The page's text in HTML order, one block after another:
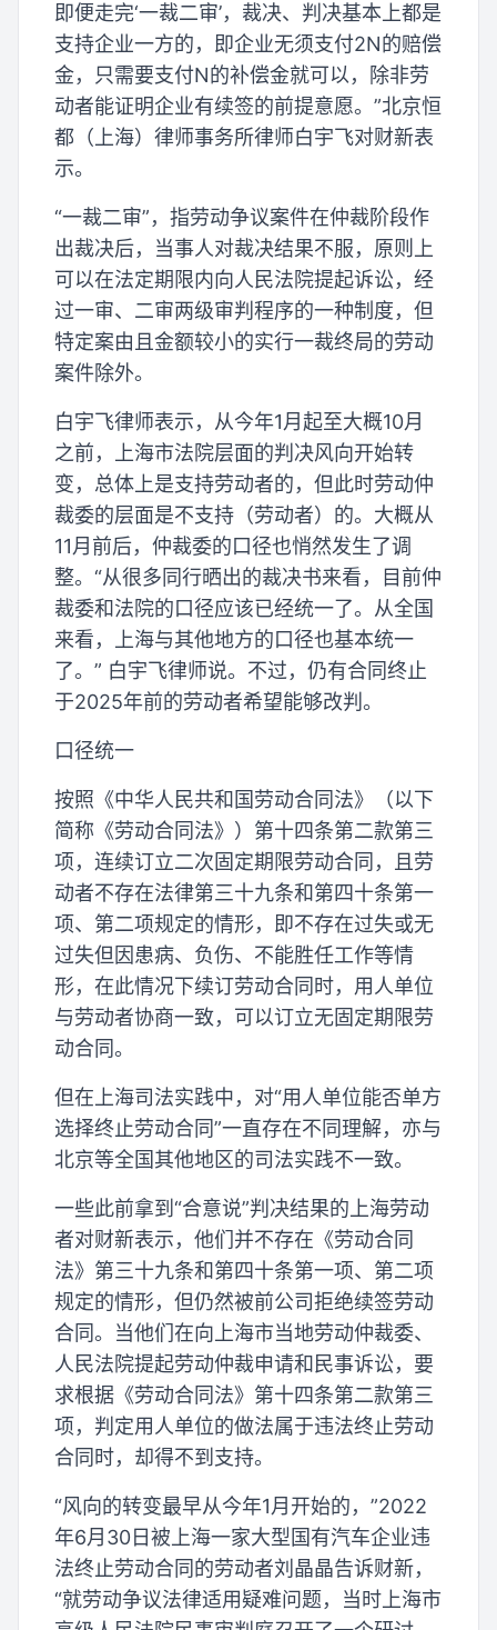
即便走完‘一裁二审’，裁决、判决基本上都是
支持企业一方的，即企业无须支付2N的赔偿
金，只需要支付N的补偿金就可以，除非劳
动者能证明企业有续签的前提意愿。”北京恒
都（上海）律师事务所律师白宇飞对财新表
示。
“一裁二审”，指劳动争议案件在仲裁阶段作
出裁决后，当事人对裁决结果不服，原则上
可以在法定期限内向人民法院提起诉讼，经
过一审、二审两级审判程序的一种制度，但
特定案由且金额较小的实行一裁终局的劳动
案件除外。
白宇飞律师表示，从今年1月起至大概10月
之前，上海市法院层面的判决风向开始转
变，总体上是支持劳动者的，但此时劳动仲
裁委的层面是不支持（劳动者）的。大概从
11月前后，仲裁委的口径也悄然发生了调
整。“从很多同行晒出的裁决书来看，目前仲
裁委和法院的口径应该已经统一了。从全国
来看，上海与其他地方的口径也基本统一
了。” 白宇飞律师说。不过，仍有合同终止
于2025年前的劳动者希望能够改判。
口径统一
按照《中华人民共和国劳动合同法》（以下
简称《劳动合同法》）第十四条第二款第三
项，连续订立二次固定期限劳动合同，且劳
动者不存在法律第三十九条和第四十条第一
项、第二项规定的情形，即不存在过失或无
过失但因患病、负伤、不能胜任工作等情
形，在此情况下续订劳动合同时，用人单位
与劳动者协商一致，可以订立无固定期限劳
动合同。
但在上海司法实践中，对“用人单位能否单方
选择终止劳动合同”一直存在不同理解，亦与
北京等全国其他地区的司法实践不一致。
一些此前拿到“合意说”判决结果的上海劳动
者对财新表示，他们并不存在《劳动合同
法》第三十九条和第四十条第一项、第二项
规定的情形，但仍然被前公司拒绝续签劳动
合同。当他们在向上海市当地劳动仲裁委、
人民法院提起劳动仲裁申请和民事诉讼，要
求根据《劳动合同法》第十四条第二款第三
项，判定用人单位的做法属于违法终止劳动
合同时，却得不到支持。
“风向的转变最早从今年1月开始的，”2022
年6月30日被上海一家大型国有汽车企业违
法终止劳动合同的劳动者刘晶晶告诉财新，
“就劳动争议法律适用疑难问题，当时上海市